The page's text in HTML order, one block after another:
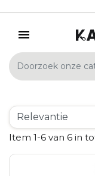
Item 1-6 van 6 in